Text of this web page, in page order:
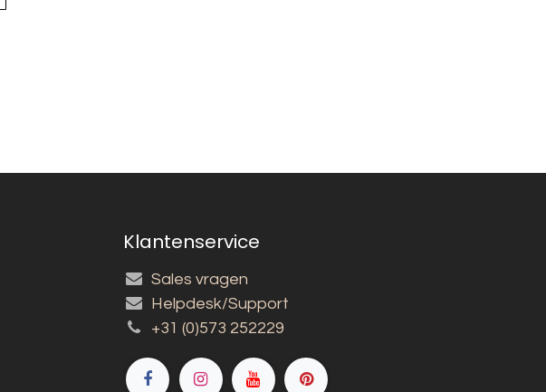
Klantenservice
Sales vragen
Helpdesk/Support
+31 (0)573 252229